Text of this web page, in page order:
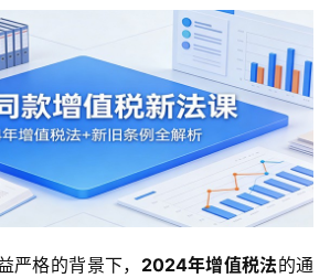
严格的背景下， 2024年增值税法的通